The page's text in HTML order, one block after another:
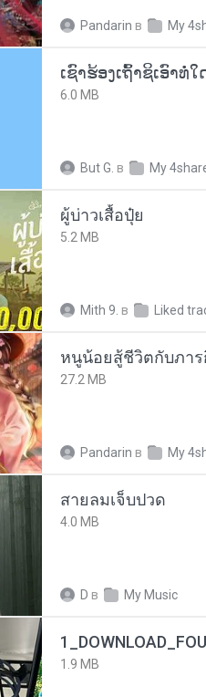
Pandarin в My
6.0 MB
But G. в My
ผู้บ่าวเสื้อปุ๋ย
5.2 MB
Mith 9. в Liked
หนูน้อยสู้ชีวิตกับภาร
27.2 MB
Pandarin в My
สายลมเจ็บปวด
4.0 MB
D в My Music
1.9 MB